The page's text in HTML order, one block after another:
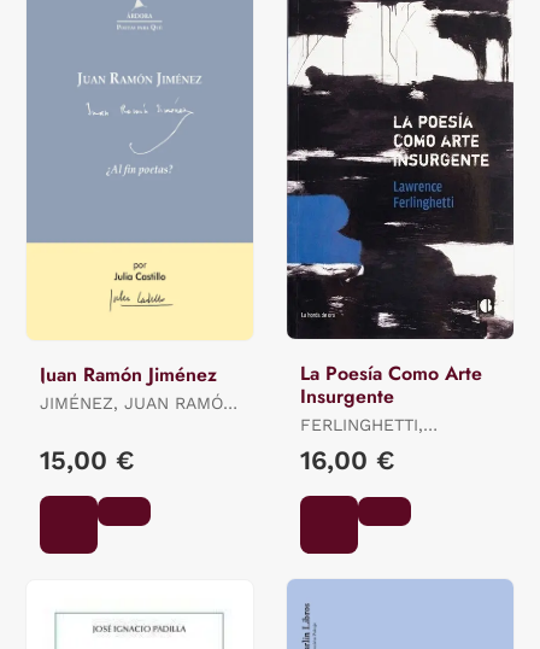
Juan Ramón Jiménez
JIMÉNEZ, JUAN RAMÓN
15,00 €
La Poesía Como Arte
Insurgente
FERLINGHETTI,
16,00 €